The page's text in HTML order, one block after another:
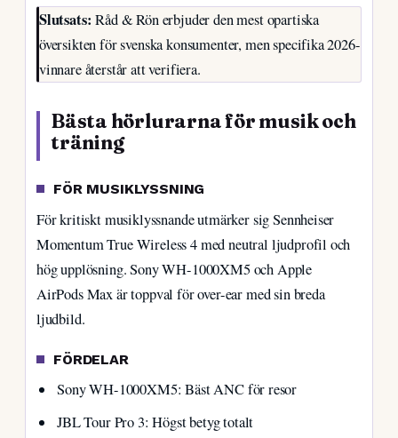
Slutsats: Råd & Rön erbjuder den mest opartiska
översikten för svenska konsumenter, men specifika 2026-
vinnare återstår att verifiera.
Bästa hörlurarna för musik och
träning
FÖR MUSIKLYSSNING
För kritiskt musiklyssnande utmärker sig Sennheiser
Momentum True Wireless 4 med neutral ljudprofil och
hög upplösning. Sony WH-1000XM5 och Apple
AirPods Max är toppval för over-ear med sin breda
ljudbild.
FÖRDELAR
Sony WH-1000XM5: Bäst ANC för resor
JBL Tour Pro 3: Högst betyg totalt